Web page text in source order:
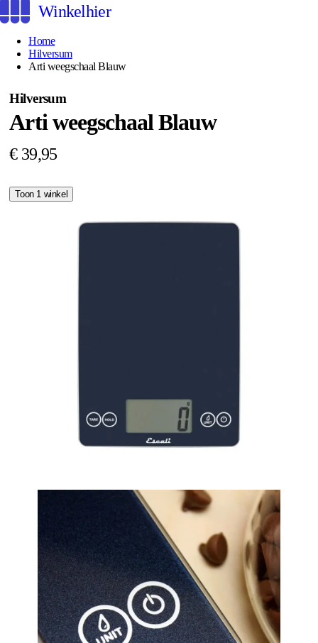
Winkelhier
Home
Hilversum
Arti weegschaal Blauw
Hilversum
Arti weegschaal Blauw
€ 39,95
Toon 1 winkel